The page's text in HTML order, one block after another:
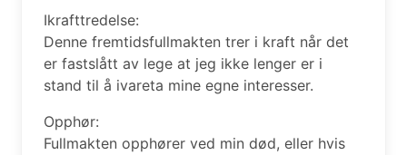
Ikrafttredelse:
Denne fremtidsfullmakten trer i kraft når det
er fastslått av lege at jeg ikke lenger er i
stand til å ivareta mine egne interesser.
Opphør:
Fullmakten opphører ved min død, eller hvis